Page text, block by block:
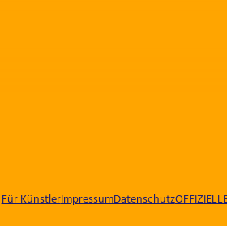
Für KünstlerImpressumDatenschutz